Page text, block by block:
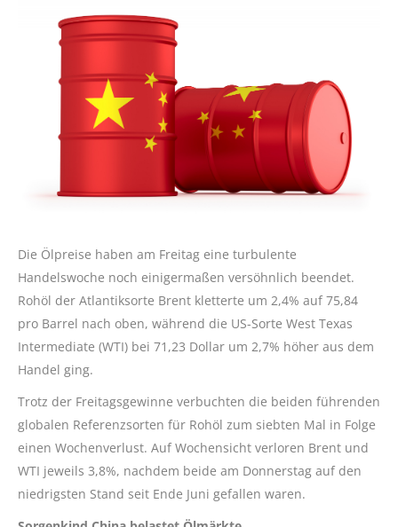
Die Ölpreise haben am Freitag eine turbulente
Handelswoche noch einigermaßen versöhnlich beendet.
Rohöl der Atlantiksorte Brent kletterte um 2,4% auf 75,84
pro Barrel nach oben, während die US-Sorte West Texas
Intermediate (WTI) bei 71,23 Dollar um 2,7% höher aus dem
Handel ging.
Trotz der Freitagsgewinne verbuchten die beiden führenden
globalen Referenzsorten für Rohöl zum siebten Mal in Folge
einen Wochenverlust. Auf Wochensicht verloren Brent und
WTI jeweils 3,8%, nachdem beide am Donnerstag auf den
niedrigsten Stand seit Ende Juni gefallen waren.